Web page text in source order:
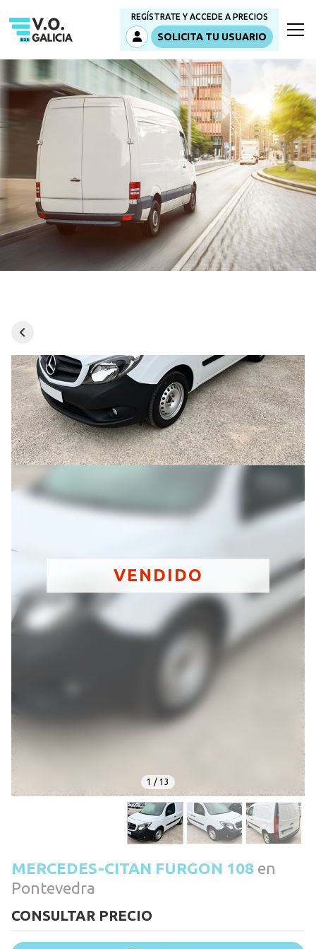
REGÍSTRATE Y ACCEDE A PRECIOS
SOLICITA TU USUARIO
1 / 13
MERCEDES-CITAN FURGON 108 en
Pontevedra
CONSULTAR PRECIO